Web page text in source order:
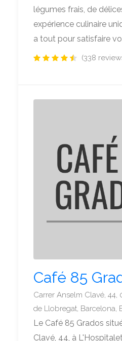
légumes frais, de
expérience culinaire
a tout pour satisfaire
(338
Café 85
Carrer Anselm Clavé,
de Llobregat, Barcelona,
Le Café 85 Grados
Clavé, 44, à